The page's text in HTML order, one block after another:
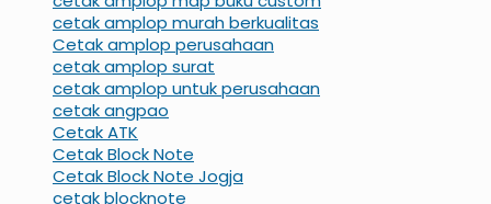
cetak amplop murah berkualitas
Cetak amplop perusahaan
cetak amplop surat
cetak amplop untuk perusahaan
cetak angpao
Cetak ATK
Cetak Block Note
Cetak Block Note Jogja
cetak blocknote